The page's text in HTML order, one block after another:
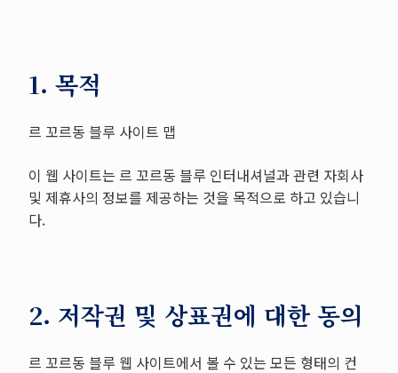
1. 목적
르 꼬르동 블루 사이트 맵
이 웹 사이트는 르 꼬르동 블루 인터내셔널과 관련 자회사
및 제휴사의 정보를 제공하는 것을 목적으로 하고 있습니
다.
2. 저작권 및 상표권에 대한 동의
르 꼬르동 블루 웹 사이트에서 볼 수 있는 모든 형태의 컨